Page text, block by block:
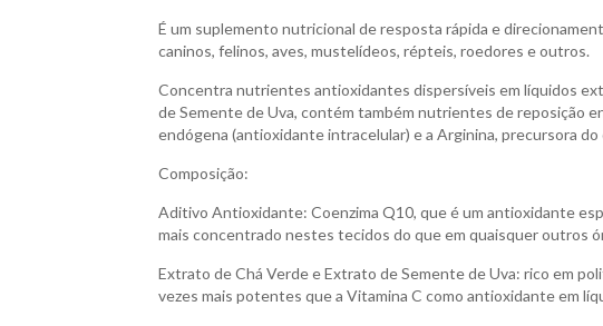
É um suplemento nutricional de resposta rápida e
caninos, felinos, aves, mustelídeos, répteis, roedores e outros.
Concentra nutrientes antioxidantes dispersíveis em líquidos
de Semente de Uva, contém também nutrientes de reposição
endógena (antioxidante intracelular) e a Arginina, precursora
Composição:
Aditivo Antioxidante: Coenzima Q10, que é um antioxidante
mais concentrado nestes tecidos do que em quaisquer outros
Extrato de Chá Verde e Extrato de Semente de Uva: rico em
vezes mais potentes que a Vitamina C como antioxidante em